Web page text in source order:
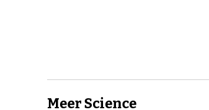
Meer Science